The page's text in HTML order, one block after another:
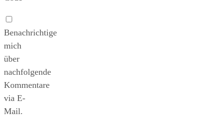
Benachrichtige
mich
über
nachfolgende
Kommentare
via E-
Mail.